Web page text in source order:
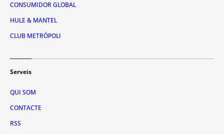
CONSUMIDOR GLOBAL
HULE & MANTEL
CLUB METRÓPOLI
Serveis
QUI SOM
CONTACTE
RSS